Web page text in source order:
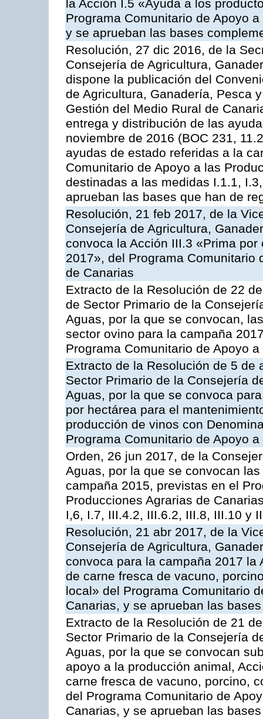
la Acción I.5 «Ayuda a los
Programa Comunitario de Apoyo
y se aprueban las bases
Resolución, 27 dic 2016, de la
Consejería de Agricultura,
dispone la publicación del
de Agricultura, Ganadería, Pesca
Gestión del Medio Rural de
entrega y distribución de las
noviembre de 2016 (BOC 231,
ayudas de estado referidas a la
Comunitario de Apoyo a las
destinadas a las medidas I.1.1,
aprueban las bases que han de
Resolución, 21 feb 2017, de la
Consejería de Agricultura,
convoca la Acción III.3 «Prima
2017», del Programa Comunitario
de Canarias
Extracto de la Resolución de 22
de Sector Primario de la
Aguas, por la que se convocan,
sector ovino para la campaña
Programa Comunitario de Apoyo
Extracto de la Resolución de 5
Sector Primario de la Consejería
Aguas, por la que se convoca
por hectárea para el
producción de vinos con
Programa Comunitario de Apoyo
Orden, 26 jun 2017, de la
Aguas, por la que se convocan
campaña 2015, previstas en el
Producciones Agrarias de
I,6, I.7, III.4.2, III.6.2, III.8, III.10 y
Resolución, 21 abr 2017, de la
Consejería de Agricultura,
convoca para la campaña 2017
de carne fresca de vacuno,
local» del Programa Comunitario
Canarias, y se aprueban las
Extracto de la Resolución de 21
Sector Primario de la Consejería
Aguas, por la que se convocan
apoyo a la producción animal,
carne fresca de vacuno, porcino,
del Programa Comunitario de
Canarias, y se aprueban las